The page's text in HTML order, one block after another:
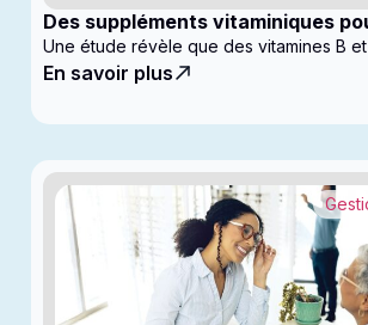
Des suppléments vitaminiques
ralentir la progression du
Une étude révèle que des vitamines B
En savoir plus